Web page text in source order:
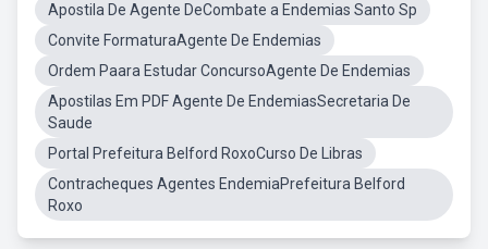
Apostila De Agente DeCombate a Endemias Santo Sp
Convite FormaturaAgente De Endemias
Ordem Paara Estudar ConcursoAgente De Endemias
Apostilas Em PDF Agente De EndemiasSecretaria De
Saude
Portal Prefeitura Belford RoxoCurso De Libras
Contracheques Agentes EndemiaPrefeitura Belford
Roxo